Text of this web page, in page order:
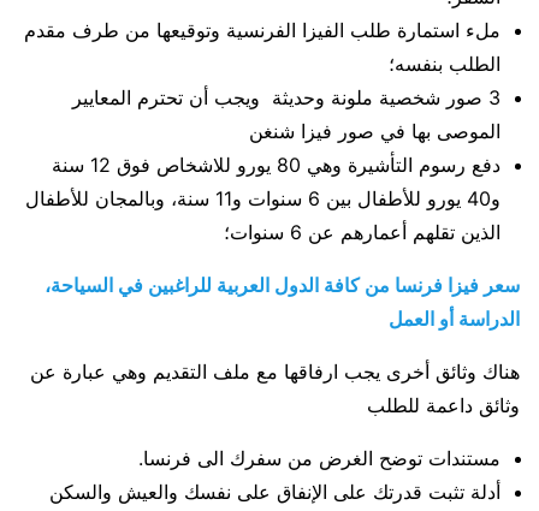
ملء استمارة طلب الفيزا الفرنسية وتوقيعها من طرف مقدم
الطلب بنفسه؛
3 صور شخصية ملونة وحديثة ويجب أن تحترم المعايير
الموصى بها في صور فيزا شنغن
دفع رسوم التأشيرة وهي 80 يورو للاشخاص فوق 12 سنة
و40 يورو للأطفال بين 6 سنوات و11 سنة، وبالمجان للأطفال
الذين تقلهم أعمارهم عن 6 سنوات؛
سعر فيزا فرنسا من كافة الدول العربية للراغبين في السياحة،
الدراسة أو العمل
هناك وثائق أخرى يجب ارفاقها مع ملف التقديم وهي عبارة عن
وثائق داعمة للطلب
مستندات توضح الغرض من سفرك الى فرنسا.
أدلة تثبت قدرتك على الإنفاق على نفسك والعيش والسكن